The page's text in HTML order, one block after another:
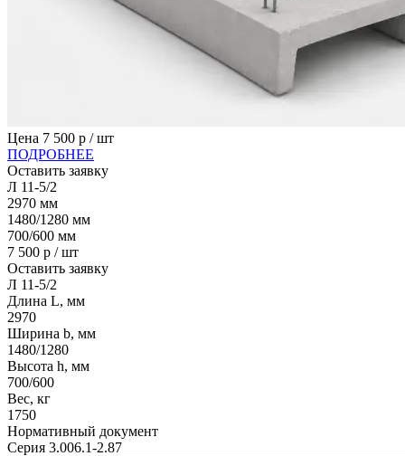
Цена 7 500 р / шт
ПОДРОБНЕЕ
Оставить заявку
Л 11-5/2
2970 мм
1480/1280 мм
700/600 мм
7 500 р / шт
Оставить заявку
Л 11-5/2
Длина L, мм
2970
Ширина b, мм
1480/1280
Высота h, мм
700/600
Вес, кг
1750
Нормативный документ
Серия 3.006.1-2.87